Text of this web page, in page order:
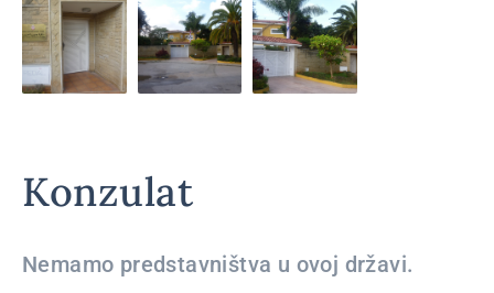
Konzulat
Nemamo predstavništva u ovoj državi.